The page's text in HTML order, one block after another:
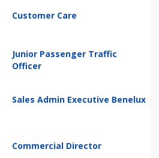
Customer Care
Junior Passenger Traffic
Officer
Sales Admin Executive Benelux
Commercial Director